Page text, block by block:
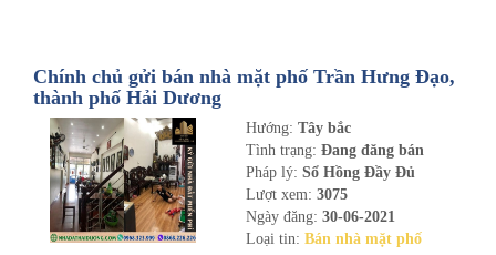
Chính chủ gửi bán nhà mặt phố Trần Hưng Đạo,
thành phố Hải Dương
Hướng: Tây bắc
Tình trạng: Đang đăng bán
Pháp lý: Sổ Hồng Đầy Đủ
Lượt xem: 3075
Ngày đăng: 30-06-2021
Loại tin: Bán nhà mặt phố